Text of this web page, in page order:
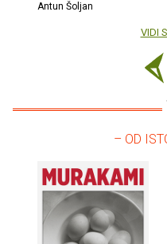
Antun Šoljan
VIDI
– OD